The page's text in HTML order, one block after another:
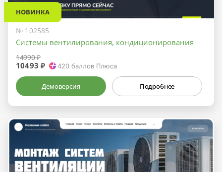
НОВИНКА
№ 102585
Системы вентилирования, кондиционирования
14990 ₽
10493 ₽ 420 баллов Плюса
Демоверсия Подробнее